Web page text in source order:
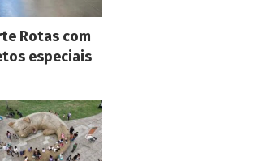
Rotas com
especiais